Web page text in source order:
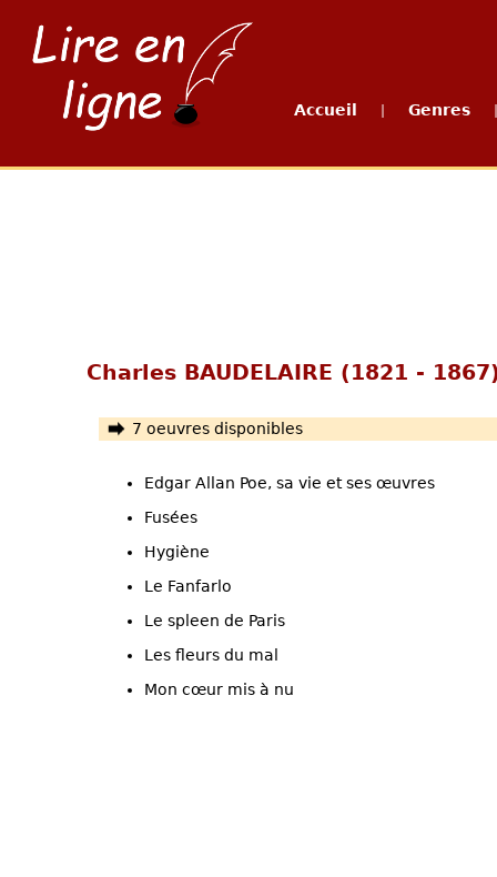
Accueil Genres
Charles BAUDELAIRE (1821 -
7 oeuvres disponibles
Edgar Allan Poe, sa vie et ses œuvres
Fusées
Hygiène
Le Fanfarlo
Le spleen de Paris
Les fleurs du mal
Mon cœur mis à nu